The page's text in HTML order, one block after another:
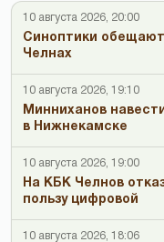
10 августа 2026, 20:00
Синоптики
Челнах
10 августа 2026, 19:10
Минниханов
в Нижнекамске
10 августа 2026, 19:00
На КБК Челнов
пользу цифровой
10 августа 2026, 18:06